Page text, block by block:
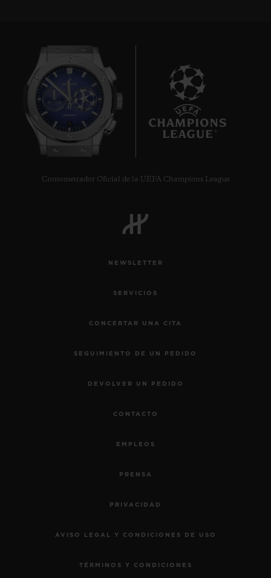
Cronometrador Oficial de la UEFA Champions League
NEWSLETTER
SERVICIOS
CONCERTAR UNA CITA
SEGUIMIENTO DE UN PEDIDO
DEVOLVER UN PEDIDO
CONTACTO
EMPLEOS
PRENSA
PRIVACIDAD
AVISO LEGAL Y CONDICIONES DE USO
TÉRMINOS Y CONDICIONES